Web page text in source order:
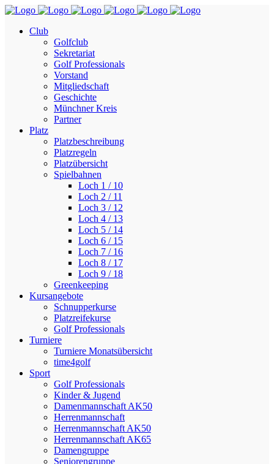
Club
Golfclub
Sekretariat
Golf Professionals
Vorstand
Mitgliedschaft
Geschichte
Münchner Kreis
Partner
Platz
Platzbeschreibung
Platzregeln
Platzübersicht
Spielbahnen
Loch 1 / 10
Loch 2 / 11
Loch 3 / 12
Loch 4 / 13
Loch 5 / 14
Loch 6 / 15
Loch 7 / 16
Loch 8 / 17
Loch 9 / 18
Greenkeeping
Kursangebote
Schnupperkurse
Platzreifekurse
Golf Professionals
Turniere
Turniere Monatsübersicht
time4golf
Sport
Golf Professionals
Kinder & Jugend
Damenmannschaft AK50
Herrenmannschaft
Herrenmannschaft AK50
Herrenmannschaft AK65
Damengruppe
Seniorengruppe